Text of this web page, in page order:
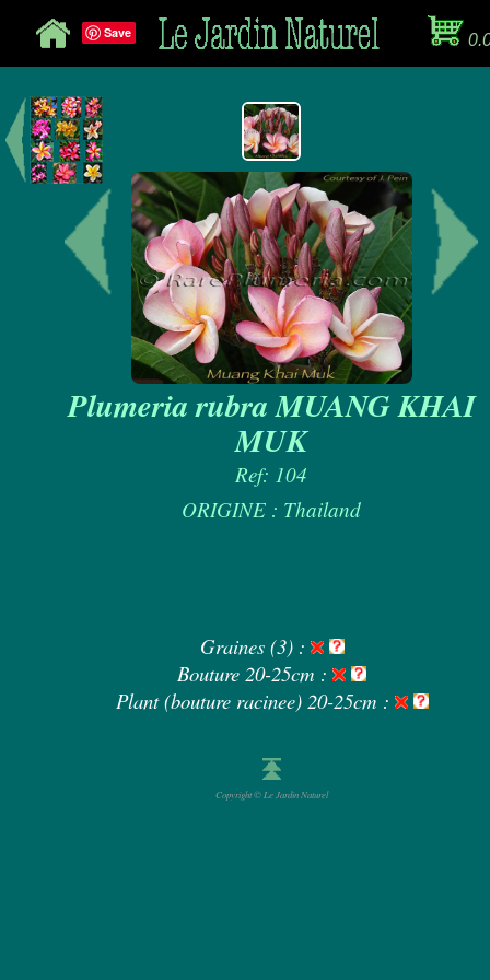
Save
Plumeria rubra MUANG KHAI
MUK
Ref: 104
ORIGINE : Thailand
Graines (3) :
Bouture 20-25cm :
Plant (bouture racinee) 20-25cm :
Copyright © Le Jardin Naturel